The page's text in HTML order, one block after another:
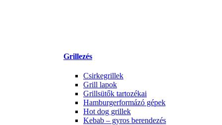
Grillezés
Csirkegrillek
Grill lapok
Grillsütők tartozékai
Hamburgerformázó gépek
Hot dog grillek
Kebab – gyros berendezés